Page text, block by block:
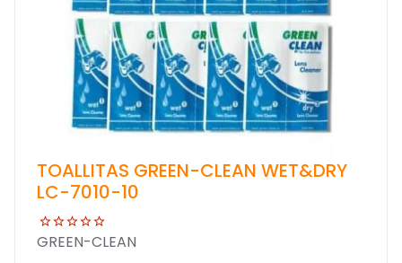
TOALLITAS GREEN-CLEAN WET&DRY
LC-7010-10
GREEN-CLEAN